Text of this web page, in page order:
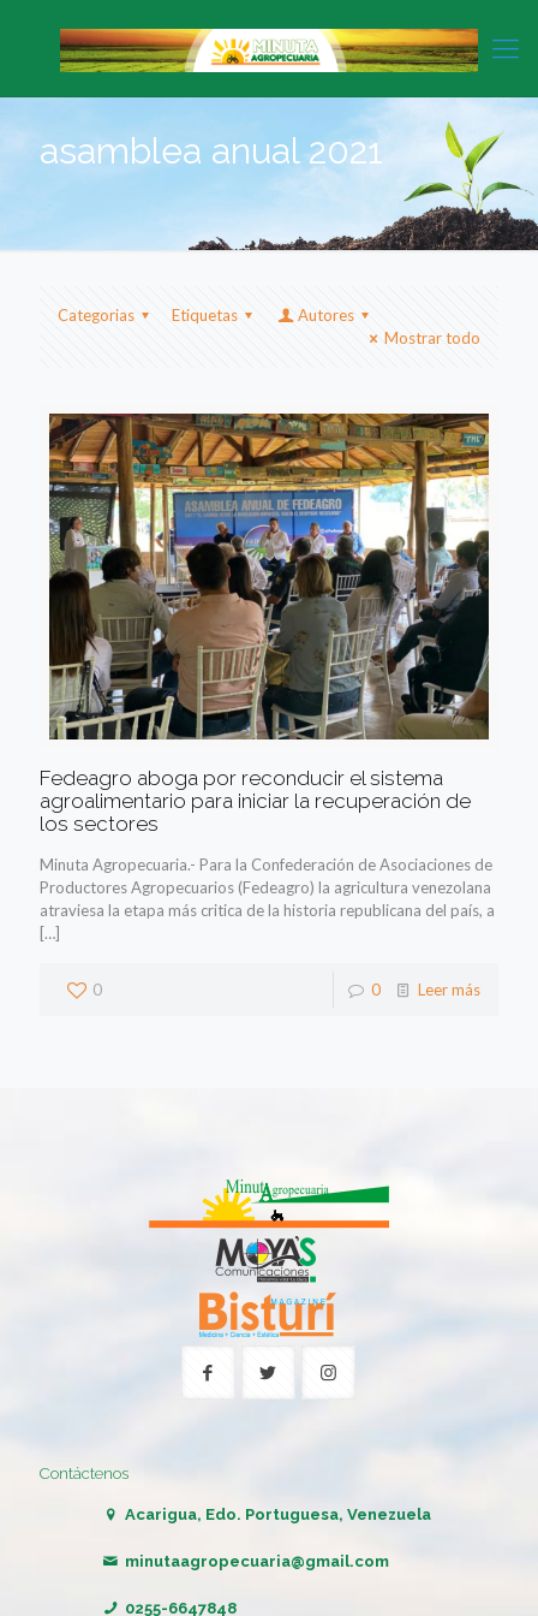
asamblea anual 2021
Categorias Etiquetas
Autores
Mostrar todo
Fedeagro aboga por reconducir el sistema
agroalimentario para iniciar la recuperación de
los sectores
Minuta Agropecuaria.- Para la Confederación de Asociaciones de
Productores Agropecuarios (Fedeagro) la agricultura venezolana
atraviesa la etapa más critica de la historia republicana del país, a
[…]
0 0 Leer más
Contáctenos
Acarigua, Edo. Portuguesa, Venezuela
minutaagropecuaria@gmail.com
0255-6647848